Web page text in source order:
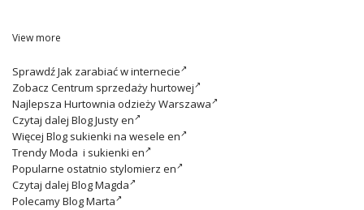
View more
SprawdźJak zarabiać w internecie
Zobacz Centrum sprzedaży hurtowej
Najlepsza Hurtownia odzieży Warszawa
Czytaj dalej Blog Justy en
Więcej Blog sukienki na wesele en
TrendyModa i sukienki en
Popularne ostatnio stylomierz en
Czytaj dalej Blog Magda
PolecamyBlog Marta